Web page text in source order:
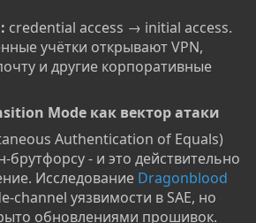
credential access → initial access.
учётки открывают VPN,
и другие корпоративные
Mode как вектор атаки​
Authentication of Equals)
брутфорсу - и это действительно
Исследование Dragonblood
channel уязвимости в SAE, но
обновлениями прошивок.